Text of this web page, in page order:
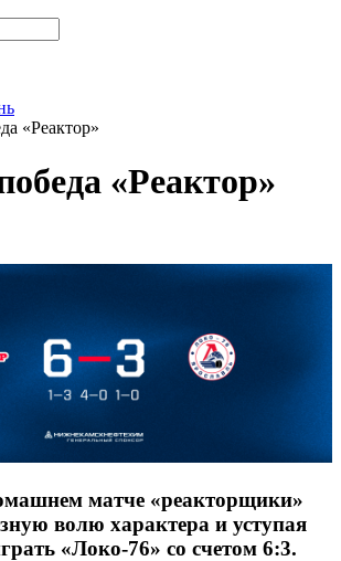
«Реактор»
«Реактор»
матче «реакторщики»
волю характера и уступая
«Локо-76» со счетом 6:3.